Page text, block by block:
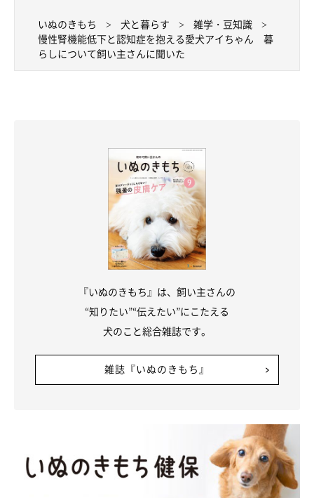
いぬのきもち 犬と暮らす
雑学・豆知識
慢性腎機能低下と認知症を抱える愛犬アイちゃん 暮
らしについて飼い主さんに聞いた
『いぬのきもち』は、飼い主さんの
“知りたい”“伝えたい”にこたえる
犬のこと総合雑誌です。
雑誌『いぬのきもち』